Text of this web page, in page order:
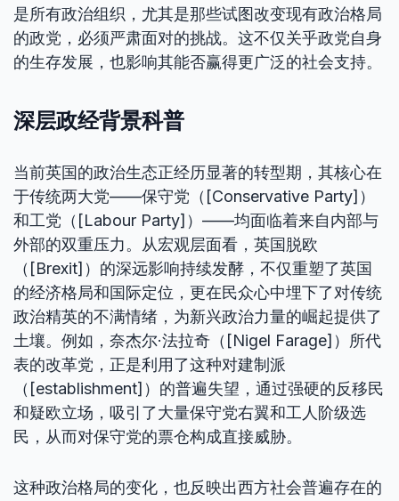
是所有政治组织，尤其是那些试图改变现有政治格局
的政党，必须严肃面对的挑战。这不仅关乎政党自身
的生存发展，也影响其能否赢得更广泛的社会支持。
深层政经背景科普
当前英国的政治生态正经历显著的转型期，其核心在
于传统两大党——保守党（[Conservative Party]）
和工党（[Labour Party]）——均面临着来自内部与
外部的双重压力。从宏观层面看，英国脱欧
（[Brexit]）的深远影响持续发酵，不仅重塑了英国
的经济格局和国际定位，更在民众心中埋下了对传统
政治精英的不满情绪，为新兴政治力量的崛起提供了
土壤。例如，奈杰尔·法拉奇（[Nigel Farage]）所代
表的改革党，正是利用了这种对建制派
（[establishment]）的普遍失望，通过强硬的反移民
和疑欧立场，吸引了大量保守党右翼和工人阶级选
民，从而对保守党的票仓构成直接威胁。
这种政治格局的变化，也反映出西方社会普遍存在的